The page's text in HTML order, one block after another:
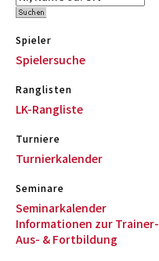
Spieler
Spielersuche
Ranglisten
LK-Rangliste
Turniere
Turnierkalender
Seminare
Seminarkalender
Informationen zur Trainer-
Aus- & Fortbildung